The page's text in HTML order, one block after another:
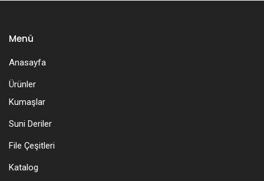
Menü
Anasayfa
Ürünler
Kumaşlar
Suni Deriler
File Çeşitleri
Katalog